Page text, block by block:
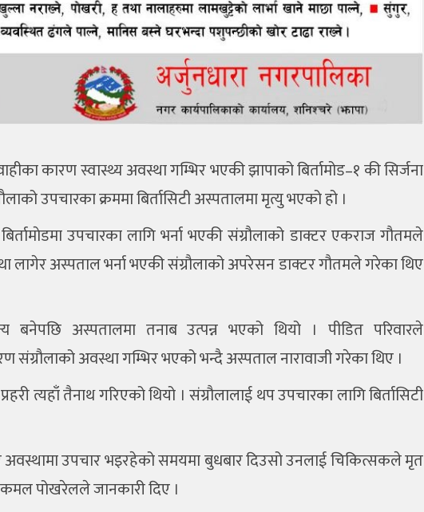
कारण स्वास्थ्य अवस्था गम्भिर भएकी झापाको बिर्तामोड–१ की सिर्जना
उपचारका क्रममा बिर्तासिटी अस्पतालमा मृत्यु भएको हो ।
उपचारका लागि भर्ना भएकी संग्रौलाको डाक्टर एकराज गौतमले
लागेर अस्पताल भर्ना भएकी संग्रौलाको अपरेसन डाक्टर गौतमले गरेका थिए
बनेपछि अस्पतालमा तनाब उत्पन्न भएको थियो । पीडित परिवारले
संग्रौलाको अवस्था गम्भिर भएको भन्दै अस्पताल नारावाजी गरेका थिए ।
त्यहाँ तैनाथ गरिएको थियो । संग्रौलालाई थप उपचारका लागि बिर्तासिटी
अवस्थामा उपचार भइरहेको समयमा बुधबार दिउसो उनलाई चिकित्सकले मृत
पोखरेलले जानकारी दिए ।